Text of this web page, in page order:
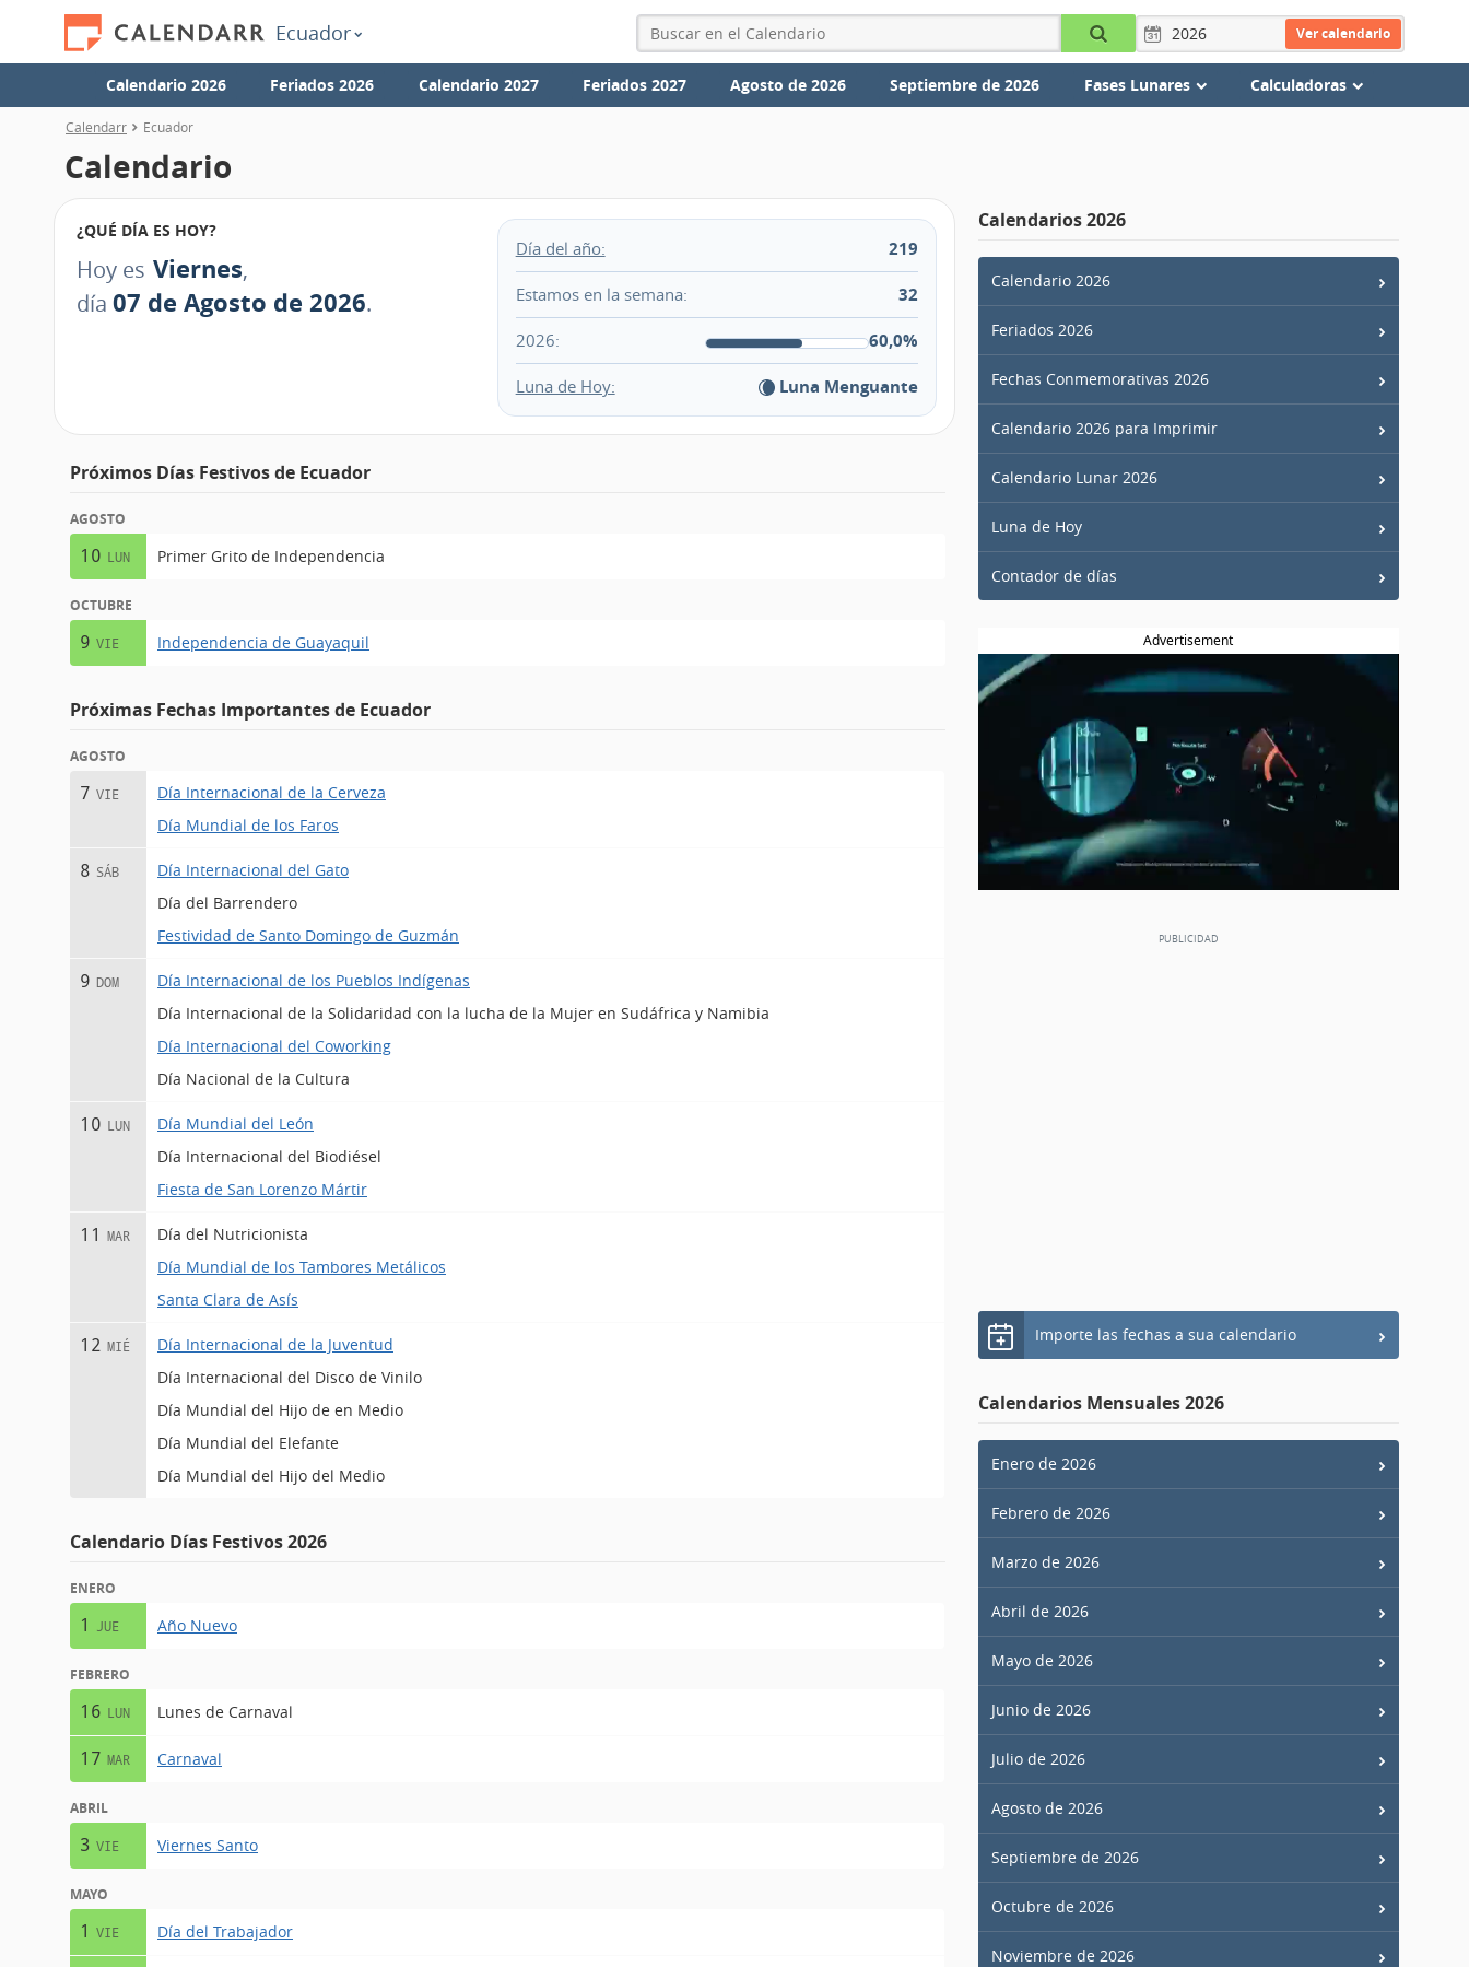
Ecuador Ver calendario
Calendario 2026 Feriados 2026 Calendario 2027 Feriados 2027 Agosto de 2026 Septiembre de 2026 Fases Lunares Calculadoras
Calendarr Ecuador
Calendario
¿QUÉ DÍA ES HOY?
Hoy es Viernes,
día 07 de Agosto de 2026.
Día del año: 219
Estamos en la semana: 32
2026: 60,0%
Luna de Hoy: Luna Menguante
Próximos Días Festivos de Ecuador
AGOSTO
10 LUN Primer Grito de Independencia
OCTUBRE
9 VIE Independencia de Guayaquil
Próximas Fechas Importantes de Ecuador
AGOSTO
7 VIE
Día Internacional de la Cerveza
Día Mundial de los Faros
8 SÁB
Día Internacional del Gato
Día del Barrendero
Festividad de Santo Domingo de Guzmán
9 DOM
Día Internacional de los Pueblos Indígenas
Día Internacional de la Solidaridad con la lucha de la Mujer en Sudáfrica y Namibia
Día Internacional del Coworking
Día Nacional de la Cultura
10 LUN
Día Mundial del León
Día Internacional del Biodiésel
Fiesta de San Lorenzo Mártir
11 MAR
Día del Nutricionista
Día Mundial de los Tambores Metálicos
Santa Clara de Asís
12 MIÉ
Día Internacional de la Juventud
Día Internacional del Disco de Vinilo
Día Mundial del Hijo de en Medio
Día Mundial del Elefante
Día Mundial del Hijo del Medio
Calendario Días Festivos 2026
ENERO
1 JUE Año Nuevo
FEBRERO
16 LUN Lunes de Carnaval
17 MAR Carnaval
ABRIL
3 VIE Viernes Santo
MAYO
1 VIE Día del Trabajador
Calendarios 2026
Calendario 2026
Feriados 2026
Fechas Conmemorativas 2026
Calendario 2026 para Imprimir
Calendario Lunar 2026
Luna de Hoy
Contador de días
Advertisement
Importe las fechas a sua calendario
Calendarios Mensuales 2026
Enero de 2026
Febrero de 2026
Marzo de 2026
Abril de 2026
Mayo de 2026
Junio de 2026
Julio de 2026
Agosto de 2026
Septiembre de 2026
Octubre de 2026
Noviembre de 2026